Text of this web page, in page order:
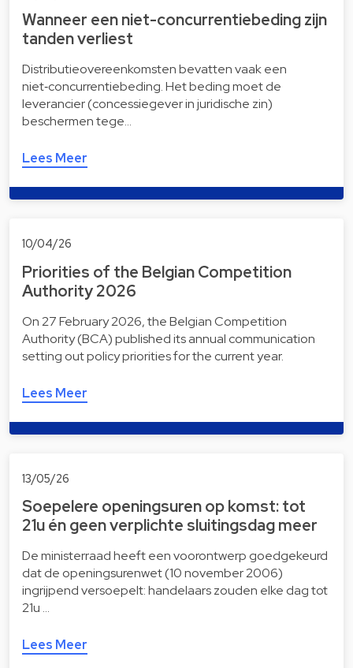
Wanneer een niet-concurrentiebeding zijn
tanden verliest
Distributieovereenkomsten bevatten vaak een
niet‑concurrentiebeding. Het beding moet de
leverancier (concessiegever in juridische zin)
beschermen tege…
Lees Meer
10/04/26
Priorities of the Belgian Competition
Authority 2026
On 27 February 2026, the Belgian Competition
Authority (BCA) published its annual communication
setting out policy priorities for the current year.
Lees Meer
13/05/26
Soepelere openingsuren op komst: tot
21u én geen verplichte sluitingsdag meer
De ministerraad heeft een voorontwerp goedgekeurd
dat de openingsurenwet (10 november 2006)
ingrijpend versoepelt: handelaars zouden elke dag tot
21u …
Lees Meer